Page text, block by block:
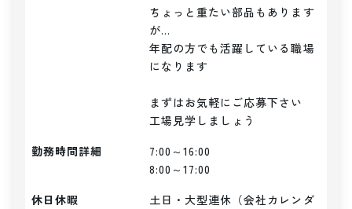
ちょっと重たい部品もあります
が...
年配の方でも活躍している職場
になります
まずはお気軽にご応募下さい
勤務時間詳細
7:00～16:00
8:00～17:00
休日休暇
土日・大型連休（会社カレンダ